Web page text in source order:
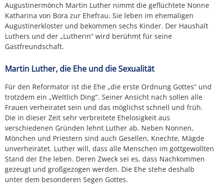
Augustinermönch Martin Luther nimmt die geflüchtete Nonne
Katharina von Bora zur Ehefrau. Sie leben im ehemaligen
Augustinerkloster und bekommen sechs Kinder. Der Haushalt
Luthers und der „Lutherin“ wird berühmt für seine
Gastfreundschaft.
Martin Luther, die Ehe und die Sexualität
Für den Reformator ist die Ehe „die erste Ordnung Gottes“ und
trotzdem ein „Weltlich Ding“. Seiner Ansicht nach sollen alle
Frauen verheiratet sein und das möglichst schnell und früh.
Die in dieser Zeit sehr verbreitete Ehelosigkeit aus
verschiedenen Gründen lehnt Luther ab. Neben Nonnen,
Mönchen und Priestern sind auch Gesellen, Knechte, Mägde
unverheiratet. Luther will, dass alle Menschen im gottgewollten
Stand der Ehe leben. Deren Zweck sei es, dass Nachkommen
gezeugt und großgezogen werden. Die Ehe stehe deshalb
unter dem besonderen Segen Gottes.